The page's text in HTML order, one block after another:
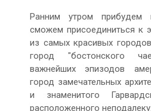
Ранним утром
сможем присоединиться к
из самых красивых
город "бостонского
важнейших эпизодов
город замечательных
и знаменитого
расположенного